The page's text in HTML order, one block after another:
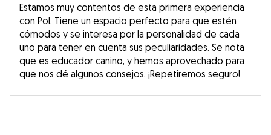
Estamos muy contentos de esta primera experiencia
con Pol. Tiene un espacio perfecto para que estén
cómodos y se interesa por la personalidad de cada
uno para tener en cuenta sus peculiaridades. Se nota
que es educador canino, y hemos aprovechado para
que nos dé algunos consejos. ¡Repetiremos seguro!